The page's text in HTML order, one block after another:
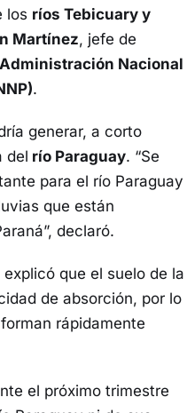
los ríos Tebicuary y
Martínez, jefe de
Administración Nacional
.
generar, a corto
del río Paraguay. “Se
para el río Paraguay
que están
declaró.
que el suelo de la
de absorción, por lo
rápidamente
el próximo trimestre